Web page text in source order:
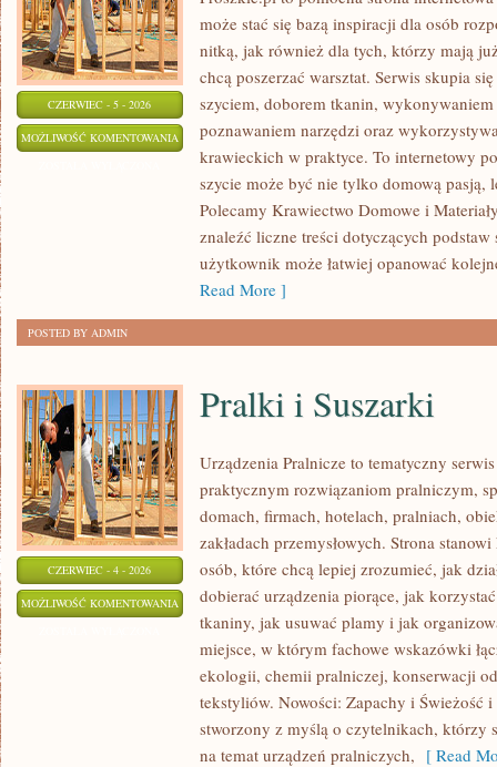
CZERWIEC - 5 - 2026
MOŻLIWOŚĆ KOMENTOWANIA NAPRAWY
PRZERÓBKI
może stać się bazą inspiracji dla osób
nitką, jak również dla tych, którzy mają
chcą poszerzać warsztat. Serwis skupia
szyciem, doborem tkanin,
poznawaniem narzędzi oraz
krawieckich w praktyce. To internetowy
szycie może być nie tylko domową pasją,
Polecamy Krawiectwo Domowe i
znaleźć liczne treści dotyczących
użytkownik może łatwiej opanować
Read More ]
POSTED BY ADMIN
CZERWIEC - 4 - 2026
MOŻLIWOŚĆ KOMENTOWANIA PRALKI
SUSZARKI
Pralki i Suszarki
Urządzenia Pralnicze to tematyczny
praktycznym rozwiązaniom pralniczym,
domach, firmach, hotelach, pralniach,
zakładach przemysłowych. Strona
osób, które chcą lepiej zrozumieć, jak
dobierać urządzenia piorące, jak
tkaniny, jak usuwać plamy i jak
miejsce, w którym fachowe wskazówki
ekologii, chemii pralniczej, konserwacji
tekstyliów. Nowości: Zapachy i Świeżość i
stworzony z myślą o czytelnikach, którzy
na temat urządzeń pralniczych, [ Read